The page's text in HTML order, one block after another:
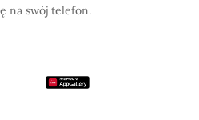
na swój telefon.